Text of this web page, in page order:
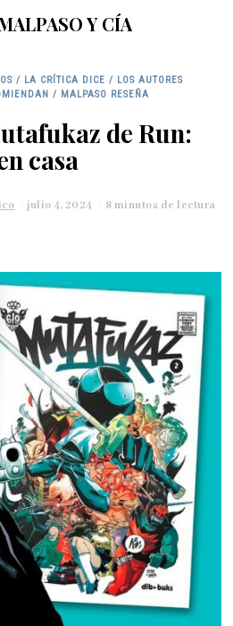
Y CÍA
/ LA CRÍTICA DICE / LOS AUTORES
/ MALPASO RESEÑA
de Run:
casa
julio 4, 2024
t
o
1
,
2
0
2
8 minutos de lectura